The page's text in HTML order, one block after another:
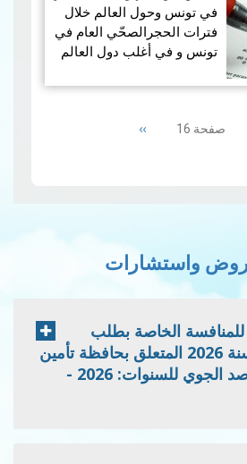
كافة، وكانت معدّلات الحر…
قراءة المزيد
في تونس وحول العالم خلال
فترات الحجرالصحّي العام في
تونس و في أغلب دول العالم
كشفت دراسة علميّة بالمعهد
نشرت بالمجلة العلمّي…
صفحة 16 Next
››
واستشارات
للمنافسة الخاصة بطلب
العروض عدد01 لسنة 2026 المتعلق بحافظة تأمين
المعهد الوطني للرصد الجوي للسنوات: 2026 -